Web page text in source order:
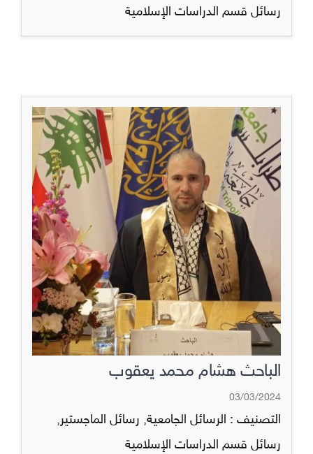
رسائل قسم الدراسات الإسلامية
الباحث هشام محمد يعقوب
03/03/2024
التصنيف : الرسائل الجامعية, رسائل الماجستير,
رسائل قسم الدراسات الإسلامية